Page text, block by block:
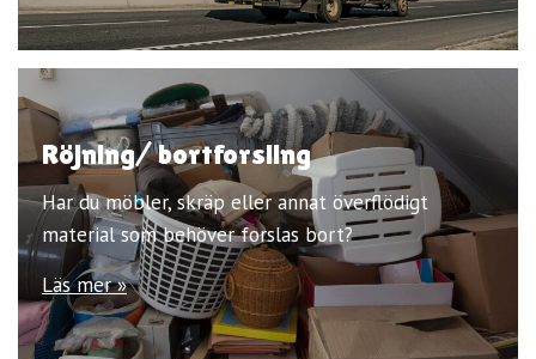
Röjning/ bortforsling
Har du möbler, skräp eller annat överflödigt
material som behöver forslas bort?
Läs mer »